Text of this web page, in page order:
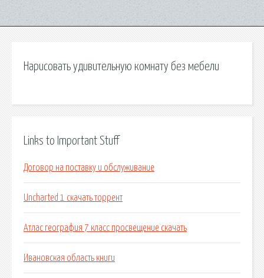
Нарисовать удивительную комнату без мебели
Links to Important Stuff
Договор на поставку и обслуживание
Uncharted 1 скачать торрент
Атлас география 7 класс просвещение скачать
Ивановская область книги